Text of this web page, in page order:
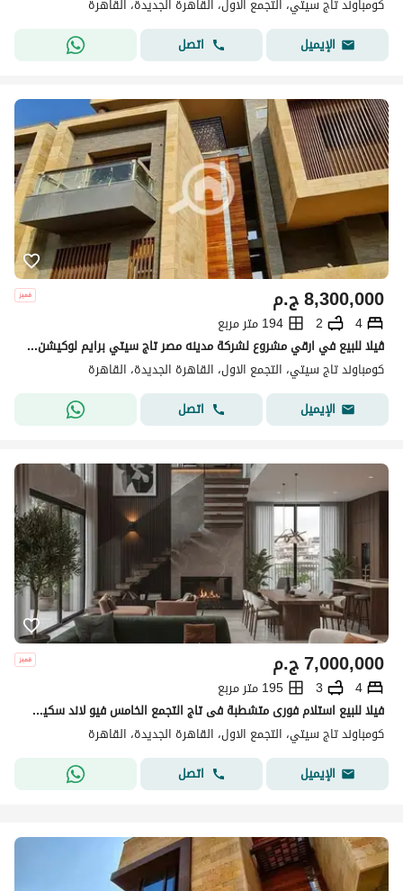
كومباوند تاج سيتي، التجمع الاول، القاهرة الجديدة، القاهرة
الإيميل
اتصل
ج.م8,300,000
4
2
194 متر مربع
ڤيلا للبيع في ارقي مشروع لشركة مدينه مصر تاج سيتي برايم لوكيشن امام مطار القاهرة قريبة من كل الاماكن مصر الجديدة و شيراتون و التجمع والمشروع ساكن .
كومباوند تاج سيتي، التجمع الاول، القاهرة الجديدة، القاهرة
الإيميل
اتصل
ج.م7,000,000
4
3
195 متر مربع
فيلا للبيع استلام فورى متشطبة فى تاج التجمع الخامس فيو لاند سكيب امام المطار وبجوار كمبينسكى و مدينتي Taj City Compound
كومباوند تاج سيتي، التجمع الاول، القاهرة الجديدة، القاهرة
الإيميل
اتصل